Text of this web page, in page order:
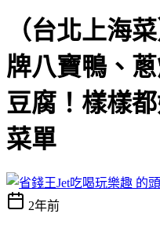
（台北上海
牌八寶鴨、
豆腐！樣樣
菜單
2年前